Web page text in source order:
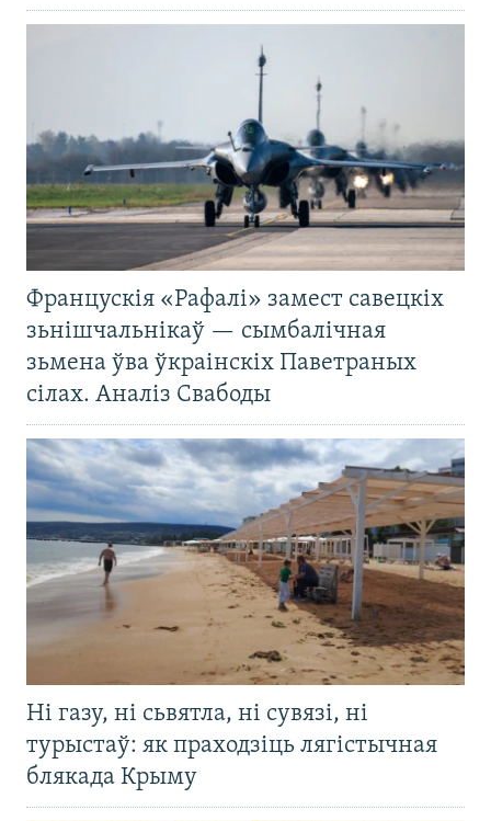
Францускія «Рафалі» замест савецкіх
зьнішчальнікаў — сымбалічная
зьмена ўва ўкраінскіх Паветраных
сілах. Аналіз Свабоды
Ні газу, ні сьвятла, ні сувязі, ні
турыстаў: як праходзіць лягістычная
блякада Крыму